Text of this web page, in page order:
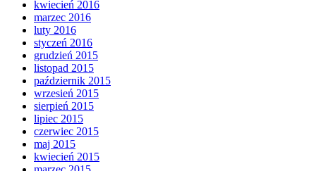
kwiecień 2016
marzec 2016
luty 2016
styczeń 2016
grudzień 2015
listopad 2015
październik 2015
wrzesień 2015
sierpień 2015
lipiec 2015
czerwiec 2015
maj 2015
kwiecień 2015